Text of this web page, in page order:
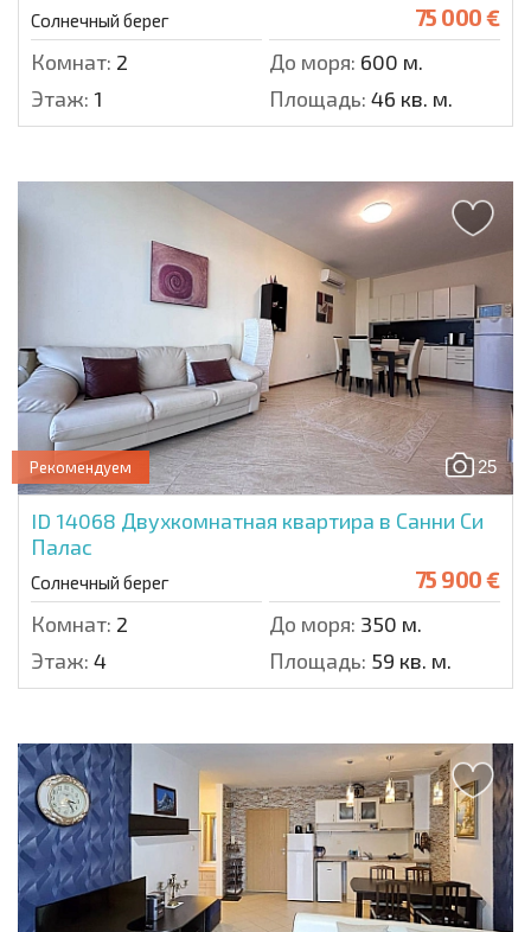
Солнечный берег 75 000 €
Комнат: 2 До моря: 600 м.
Этаж: 1 Площадь: 46 кв. м.
25
Рекомендуем
ID 14068 Двухкомнатная квартира в Санни Си
Палас
Солнечный берег 75 900 €
Комнат: 2 До моря: 350 м.
Этаж: 4 Площадь: 59 кв. м.